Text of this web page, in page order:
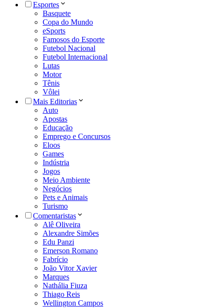
Esportes
Basquete
Copa do Mundo
eSports
Famosos do Esporte
Futebol Nacional
Futebol Internacional
Lutas
Motor
Tênis
Vôlei
Mais Editorias
Auto
Apostas
Educação
Emprego e Concursos
Eloos
Games
Indústria
Jogos
Meio Ambiente
Negócios
Pets e Animais
Turismo
Comentaristas
Alê Oliveira
Alexandre Simões
Edu Panzi
Emerson Romano
Fabrício
João Vitor Xavier
Marques
Nathália Fiuza
Thiago Reis
Wellington Campos